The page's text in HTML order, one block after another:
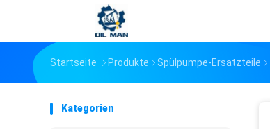
Startseite Produkte Spülpumpe-Ersatzteile
Kategorien